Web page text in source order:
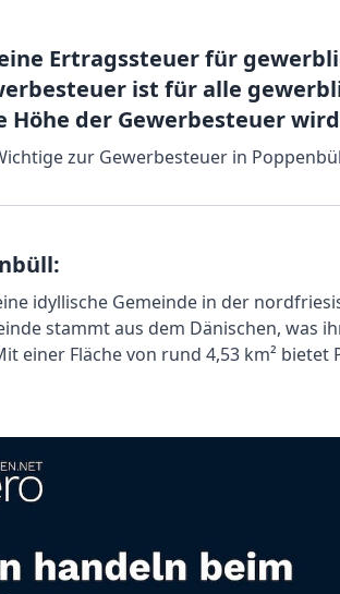
Ertragssteuer für
ist für alle
Höhe der Gewerbesteuer
zur Gewerbesteuer in
idyllische Gemeinde in der
stammt aus dem Dänischen, was
einer Fläche von rund 4,53 km²